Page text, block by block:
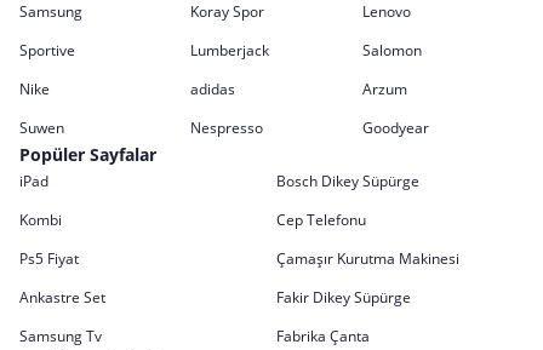
Samsung
Koray Spor
Lenovo
Sportive
Lumberjack
Salomon
Nike
adidas
Arzum
Suwen
Nespresso Goodyear
Popüler Sayfalar
iPad
Bosch Dikey Süpürge
Kombi
Cep Telefonu
Ps5 Fiyat
Çamaşır Kurutma Makinesi
Ankastre Set
Fakir Dikey Süpürge
Samsung Tv
Fabrika Çanta